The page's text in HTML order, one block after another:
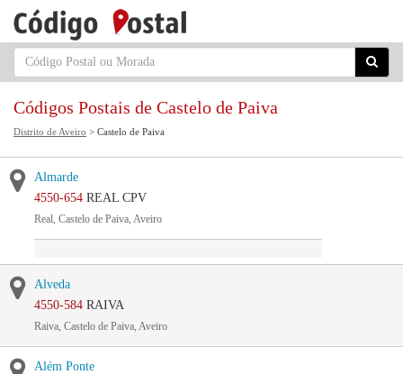
Códigos Postais de Castelo de Paiva
Distrito de Aveiro > Castelo de Paiva
Almarde
4550-654 REAL CPV
Real, Castelo de Paiva, Aveiro
Alveda
4550-584 RAIVA
Raiva, Castelo de Paiva, Aveiro
Além Ponte